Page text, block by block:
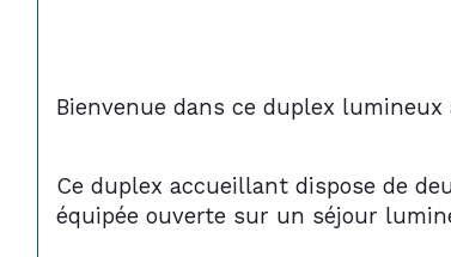
Bienvenue dans ce duplex
Ce duplex accueillant dispose de
équipée ouverte sur un séjour